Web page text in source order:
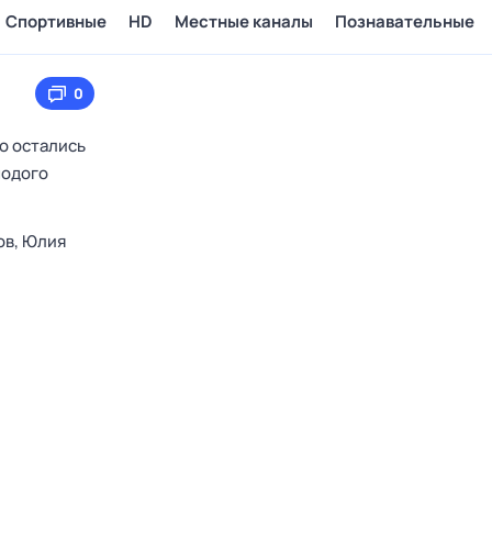
Спортивные HD Местные каналы Познавательные
0
остались
Юлия